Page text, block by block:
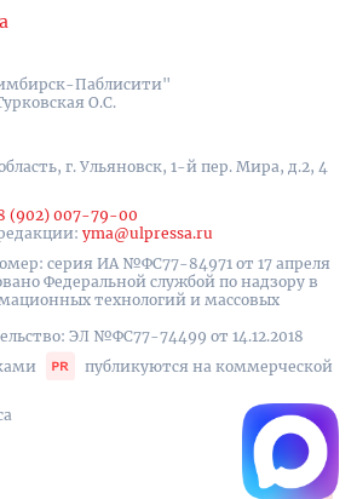
Паблисити"
О.С.
г. Ульяновск, 1-й пер. Мира, д.2, 4
(902) 007-79-00
yma@ulpressa.ru
серия ИА №ФС77-84971 от 17 апреля
Федеральной службой по надзору в
технологий и массовых
ЭЛ №ФС77-74499 от 14.12.2018
публикуются на коммерческой